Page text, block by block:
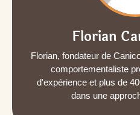
Florian
Florian, fondateur de
comportementaliste
d'expérience et plus de
dans une